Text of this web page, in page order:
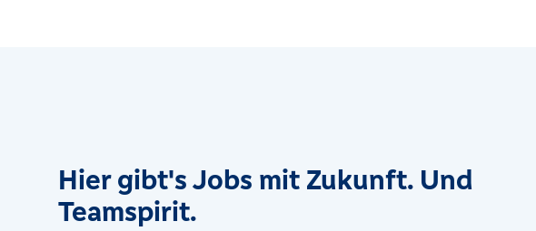
Hier gibt's Jobs mit Zukunft. Und
Teamspirit.